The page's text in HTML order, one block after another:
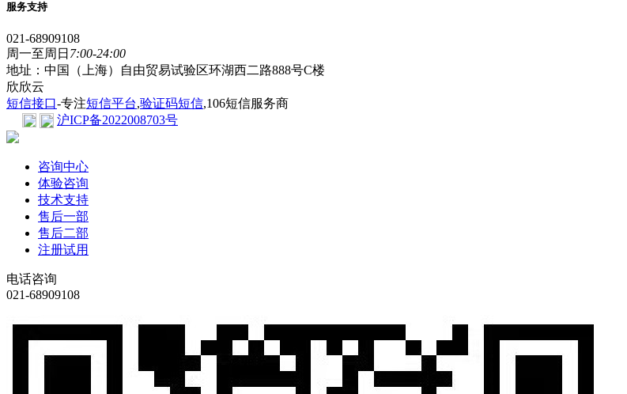
服务支持
021-68909108
周一至周日 7:00-24:00
地址：中国（上海）自由贸易试验区环湖西二路888号C楼
欣欣云
短信接口-专注短信平台,验证码短信,106短信服务商
沪ICP备2022008703号
咨询中心
体验咨询
技术支持
售后一部
售后二部
注册试用
电话咨询
021-68909108